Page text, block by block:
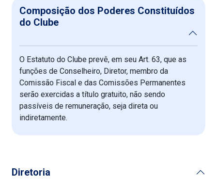
Composição dos Poderes Constituídos
do Clube
O Estatuto do Clube prevê, em seu Art. 63, que as
funções de Conselheiro, Diretor, membro da
Comissão Fiscal e das Comissões Permanentes
serão exercidas a título gratuito, não sendo
passíveis de remuneração, seja direta ou
indiretamente.
Diretoria